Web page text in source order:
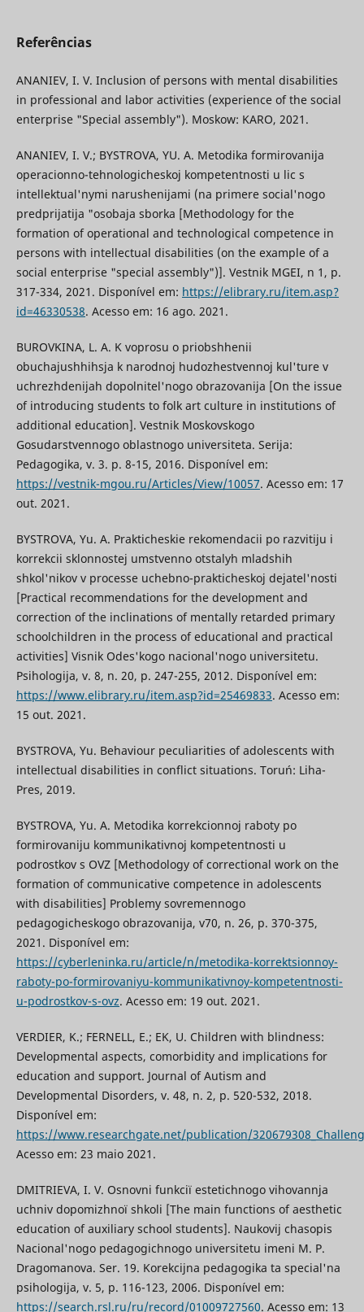
Referências
ANANIEV, I. V. Inclusion of persons with mental disabilities
in professional and labor activities (experience of the social
enterprise "Special assembly"). Moskow: KARO, 2021.
ANANIEV, I. V.; BYSTROVA, YU. A. Metodika formirovanija
operacionno-tehnologicheskoj kompetentnosti u lic s
intellektual'nymi narushenijami (na primere social'nogo
predprijatija "osobaja sborka [Methodology for the
formation of operational and technological competence in
persons with intellectual disabilities (on the example of a
social enterprise "special assembly")]. Vestnik MGEI, n 1, p.
317-334, 2021. Disponível em: https://elibrary.ru/item.asp?
id=46330538. Acesso em: 16 ago. 2021.
BUROVKINA, L. A. K voprosu o priobshhenii
obuchajushhihsja k narodnoj hudozhestvennoj kul'ture v
uchrezhdenijah dopolnitel'nogo obrazovanija [On the issue
of introducing students to folk art culture in institutions of
additional education]. Vestnik Moskovskogo
Gosudarstvennogo oblastnogo universiteta. Serija:
Pedagogika, v. 3. p. 8-15, 2016. Disponível em:
https://vestnik-mgou.ru/Articles/View/10057. Acesso em: 17
out. 2021.
BYSTROVA, Yu. A. Prakticheskie rekomendacii po razvitiju i
korrekcii sklonnostej umstvenno otstalyh mladshih
shkol'nikov v processe uchebno-prakticheskoj dejatel'nosti
[Practical recommendations for the development and
correction of the inclinations of mentally retarded primary
schoolchildren in the process of educational and practical
activities] Vіsnik Odes'kogo nacіonal'nogo unіversitetu.
Psihologіja, v. 8, n. 20, p. 247-255, 2012. Disponível em:
https://www.elibrary.ru/item.asp?id=25469833. Acesso em:
15 out. 2021.
BYSTROVA, Yu. Behaviour peculiarities of adolescents with
intellectual disabilities in conflict situations. Toruń: Liha-
Pres, 2019.
BYSTROVA, Yu. A. Metodika korrekcionnoj raboty po
formirovaniju kommunikativnoj kompetentnosti u
podrostkov s OVZ [Methodology of correctional work on the
formation of communicative competence in adolescents
with disabilities] Problemy sovremennogo
pedagogicheskogo obrazovanija, v70, n. 26, p. 370-375,
2021. Disponível em:
https://cyberleninka.ru/article/n/metodika-korrektsionnoy-
raboty-po-formirovaniyu-kommunikativnoy-kompetentnosti-
u-podrostkov-s-ovz. Acesso em: 19 out. 2021.
VERDIER, K.; FERNELL, E.; EK, U. Children with blindness:
Developmental aspects, comorbidity and implications for
education and support. Journal of Autism and
Developmental Disorders, v. 48, n. 2, p. 520-532, 2018.
Disponível em:
https://www.researchgate.net/publication/
Acesso em: 23 maio 2021.
DMITRIEVA, I. V. Osnovnі funkcії estetichnogo vihovannja
uchnіv dopomіzhnoї shkoli [The main functions of aesthetic
education of auxiliary school students]. Naukovij chasopis
Nacіonal'nogo pedagogіchnogo unіversitetu іmenі M. P.
Dragomanova. Ser. 19. Korekcіjna pedagogіka ta specіal'na
psihologіja, v. 5, p. 116-123, 2006. Disponível em:
https://search.rsl.ru/ru/record/01009727560. Acesso em: 13